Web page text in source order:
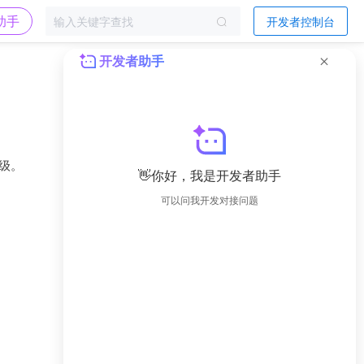
手 开发者控制台
开发者助手
👋你好，我是开发者助手
可以问我开发对接问题